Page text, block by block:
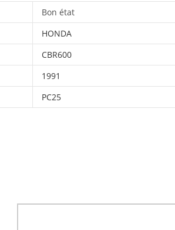
Bon état
HONDA
CBR600
1991
PC25